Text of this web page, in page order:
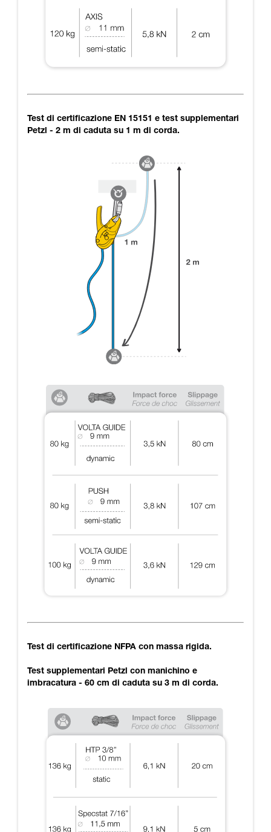
Test di certificazione EN 15151 e test supplementari
Petzl - 2 m di caduta su 1 m di corda.
Test di certificazione NFPA con massa rigida.
Test supplementari Petzl con manichino e
imbracatura - 60 cm di caduta su 3 m di corda.